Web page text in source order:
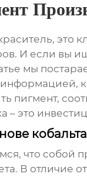
это
И если вы
мы
пигмент,
это
что собой
В отличие